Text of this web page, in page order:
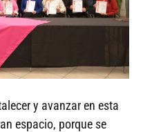
y avanzar en esta
espacio, porque se